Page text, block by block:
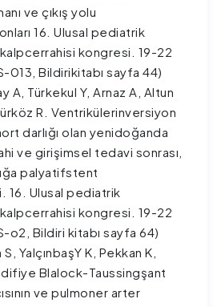
ve çıkış yolu
16. Ulusal pediatrik
kongresi. 19-22
013, Bildirikitabı sayfa 44)
A, Türkekul Y, Arnaz A, Altun
R. Ventrikülerinversiyon
darlığı olan yenidoğanda
ve girişimsel tedavi sonrası,
palyatifstent
16. Ulusal pediatrik
kongresi. 19-22
o2, Bildiri kitabı sayfa 64)
YalçınbaşY K, Pekkan K,
Blalock-Taussingşant
ve pulmoner arter